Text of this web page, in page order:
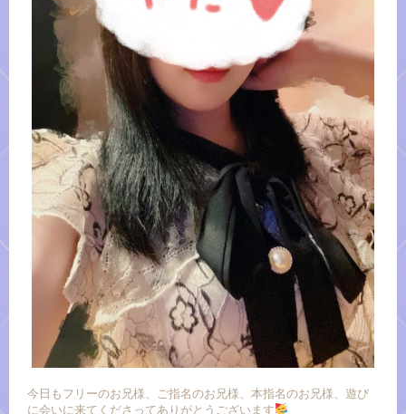
今日もフリーのお兄様、ご指名のお兄様、本指名のお兄様、遊び
に会いに来てくださってありがとうございます